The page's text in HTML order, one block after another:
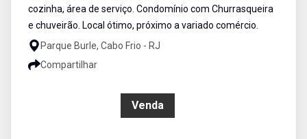
cozinha, área de serviço. Condomínio com Churrasqueira
e chuveirão. Local ótimo, próximo a variado comércio.
Parque Burle, Cabo Frio - RJ
Compartilhar
Venda